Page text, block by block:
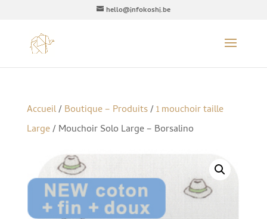
hello@infokoshi.be
Accueil/Boutique – Produits/1 mouchoir taille
Large/ Mouchoir Solo Large – Borsalino